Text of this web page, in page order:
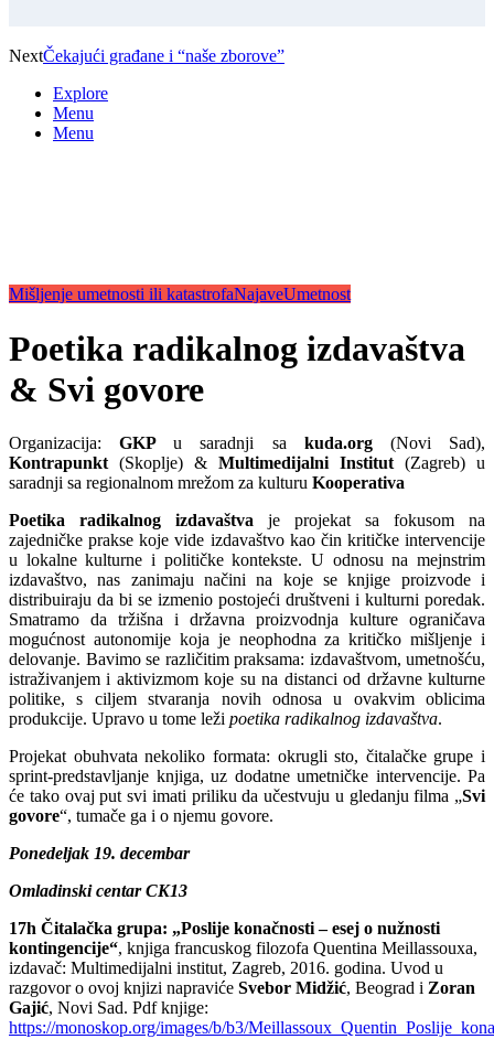
NextČekajući građane i “naše zborove”
Explore
Menu
Menu
Mišljenje umetnosti ili katastrofaNajaveUmetnost
Poetika radikalnog izdavaštva
& Svi govore
Organizacija:GKPu saradnji sa kuda.org(Novi Sad),
Kontrapunkt (Skoplje) & Multimedijalni Institut (Zagreb) u
saradnji sa regionalnom mrežom za kulturu Kooperativa
Poetika radikalnog izdavaštva je projekat sa fokusom na
zajedničke prakse koje vide izdavaštvo kao čin kritičke intervencije
u lokalne kulturne i političke kontekste. U odnosu na mejnstrim
izdavaštvo, nas zanimaju načini na koje se knjige proizvode i
distribuiraju da bi se izmenio postojeći društveni i kulturni poredak.
Smatramo da tržišna i državna proizvodnja kulture ograničava
mogućnost autonomije koja je neophodna za kritičko mišljenje i
delovanje. Bavimo se različitim praksama: izdavaštvom, umetnošću,
istraživanjem i aktivizmom koje su na distanci od državne kulturne
politike, s ciljem stvaranja novih odnosa u ovakvim oblicima
produkcije. Upravo u tome leži poetika radikalnog izdavaštva.
Projekat obuhvata nekoliko formata: okrugli sto, čitalačke grupe i
sprint-predstavljanje knjiga, uz dodatne umetničke intervencije. Pa
će tako ovaj put svi imati priliku da učestvuju u gledanju filma „Svi
govore“, tumače ga i o njemu govore.
Ponedeljak 19. decembar
Omladinski centar CK13
17h Čitalačka grupa: „Poslije konačnosti – esej o nužnosti
kontingencije“, knjiga francuskog filozofa Quentina Meillassouxa,
izdavač: Multimedijalni institut, Zagreb, 2016. godina. Uvod u
razgovor o ovoj knjizi napraviće Svebor Midžić, Beograd i Zoran
Gajić, Novi Sad. Pdf knjige:
https://monoskop.org/images/b/b3/